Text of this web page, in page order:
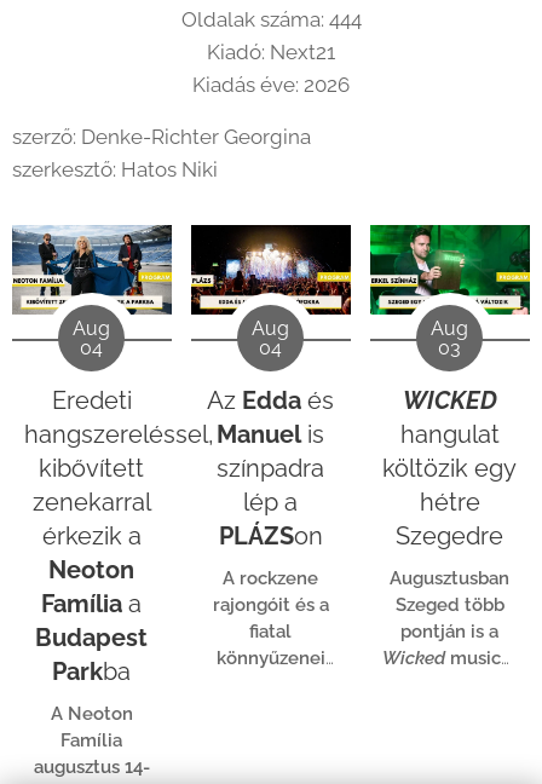
Oldalak száma: 444
Kiadó: Next21
Kiadás éve: 2026
szerző: Denke-Richter Georgina
szerkesztő: Hatos Niki
Aug
04
Eredeti
hangszereléssel,
kibővített
zenekarral
érkezik a
Neoton
Família a
Budapest
Parkba
A Neoton
Família
augusztus 14-
Aug
04
Az Edda és
Manuelis
színpadra
lép a
PLÁZSon
A rockzene
rajongóit és a
fiatal
könnyűzenei
Aug
03
WICKED
hangulat
költözik egy
hétre
Szegedre
Augusztusban
Szeged több
pontján is a
Wickedmusical